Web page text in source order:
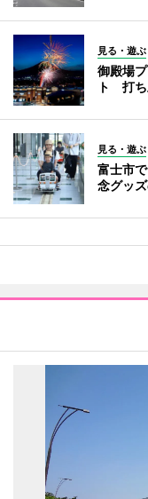
見る・遊ぶ
御殿場
ト 打ち
見る・遊ぶ
富士市
念グッ